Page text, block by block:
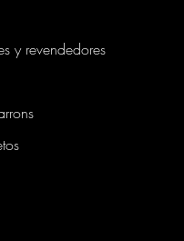
y revendedores